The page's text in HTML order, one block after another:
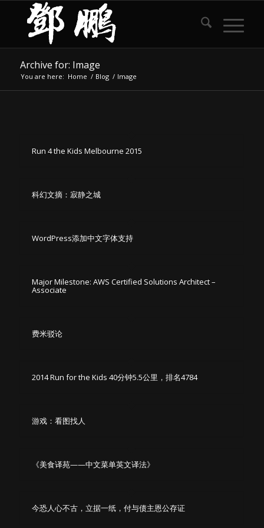
Archive for: Image
You are here: Home / Blog / Image
Run 4 the Kids Melbourne 2015
科幻文摘：寂静之城
WordPress添加中文字体支持
Major Milestone: AWS Certified Solutions Architect –
Associate
费米驳论
2014 Run for the Kids 40分钟5.5公里，排名4784
游戏：看图找人
《美食译苑——中文菜单英文译法》
今恐人心不古，立据一纸，付与债主恩公存证